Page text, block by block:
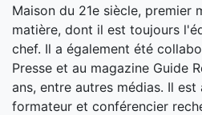
Maison du 21e siècle, premier
matière, dont il est toujours
chef. Il a également été
Presse et au magazine Guide
ans, entre autres médias. Il est
formateur et conférencier